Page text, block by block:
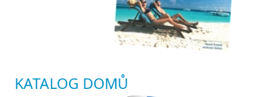
KATALOG DOMŮ